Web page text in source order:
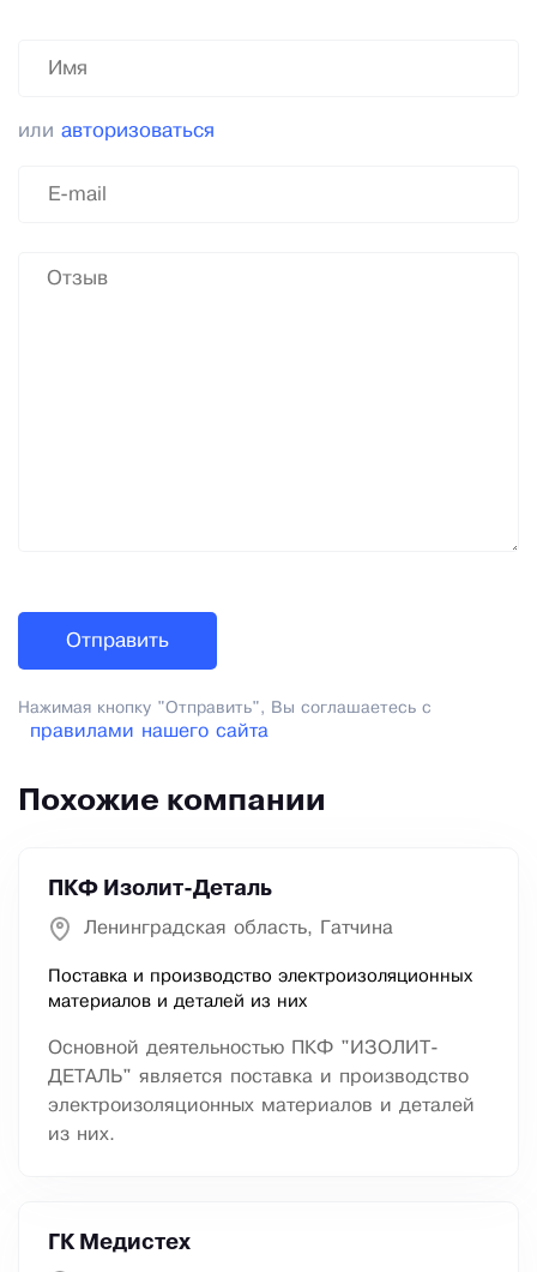
или авторизоваться
Нажимая кнопку "Отправить", Вы соглашаетесь с
правилами нашего сайта
Похожие компании
ПКФ Изолит-Деталь
Ленинградская область, Гатчина
Поставка и производство электроизоляционных
материалов и деталей из них
Основной деятельностью ПКФ "ИЗОЛИТ-
ДЕТАЛЬ" является поставка и производство
электроизоляционных материалов и деталей
из них.
ГК Медистех